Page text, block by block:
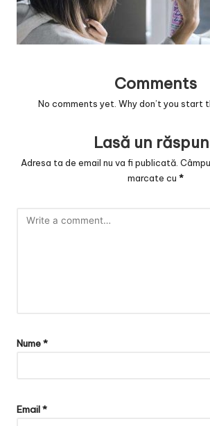
Comments
No comments yet. Why don’t you start
Lasă un
Adresa ta de email nu va fi publicată.
marcate cu *
Nume*
Email*